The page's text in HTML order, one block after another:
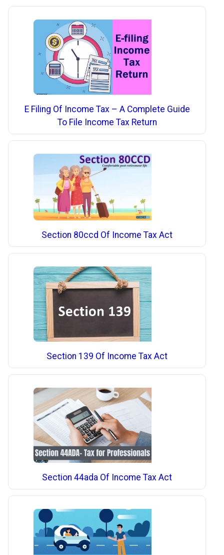
E Filing Of Income Tax – A Complete Guide
To File Income Tax Return
Section 80ccd Of Income Tax Act
Section 139 Of Income Tax Act
Section 44ada Of Income Tax Act